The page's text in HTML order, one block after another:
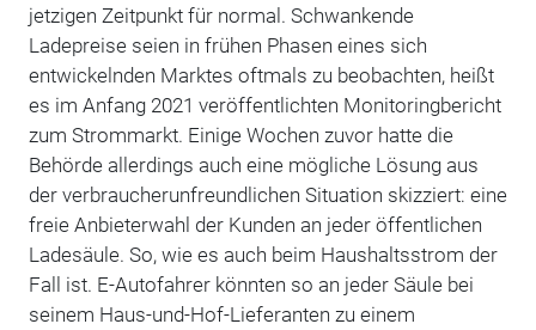
jetzigen Zeitpunkt für normal. Schwankende
Ladepreise seien in frühen Phasen eines sich
entwickelnden Marktes oftmals zu beobachten, heißt
es im Anfang 2021 veröffentlichten Monitoringbericht
zum Strommarkt. Einige Wochen zuvor hatte die
Behörde allerdings auch eine mögliche Lösung aus
der verbraucherunfreundlichen Situation skizziert: eine
freie Anbieterwahl der Kunden an jeder öffentlichen
Ladesäule. So, wie es auch beim Haushaltsstrom der
Fall ist. E-Autofahrer könnten so an jeder Säule bei
seinem Haus-und-Hof-Lieferanten zu einem